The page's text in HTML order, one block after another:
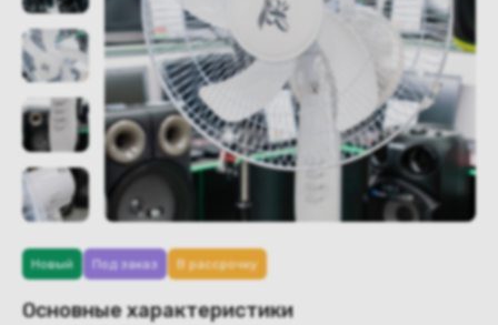
Новый Под заказ В рассрочку
Основные характеристики